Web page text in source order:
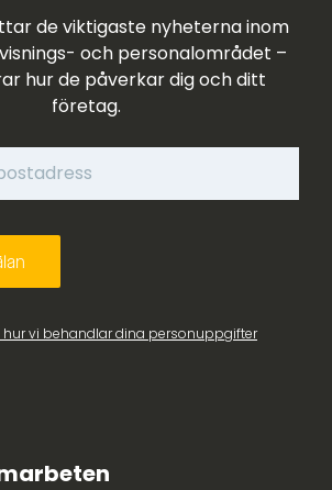
de viktigaste nyheterna inom
och personalområdet –
hur de påverkar dig och ditt
företag.
vi behandlar dina personuppgifter